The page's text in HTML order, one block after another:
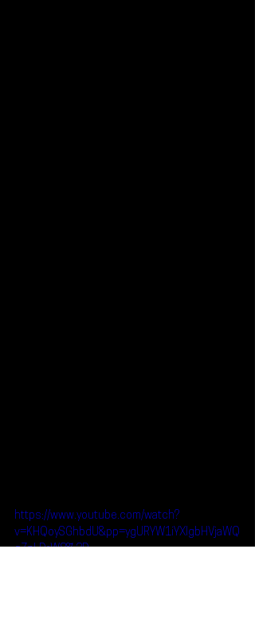
https://www.youtube.com/watch?
v=KHQoySGhbdU&pp=ygURYW1iYXIgbHVjaWQ
gZnLDrW8%3D